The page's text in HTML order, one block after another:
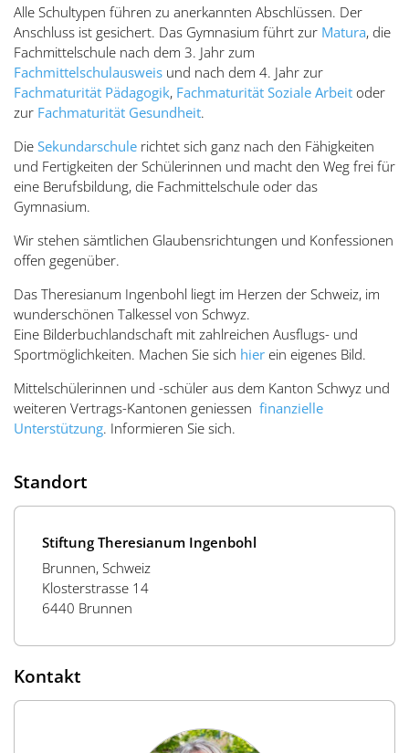
Alle Schultypen führen zu anerkannten Abschlüssen. Der
Anschluss ist gesichert. Das Gymnasium führt zur Matura, die
Fachmittelschule nach dem 3. Jahr zum
Fachmittelschulausweis und nach dem 4. Jahr zur
Fachmaturität Pädagogik, Fachmaturität Soziale Arbeit oder
zur Fachmaturität Gesundheit.
Die Sekundarschule richtet sich ganz nach den Fähigkeiten
und Fertigkeiten der Schülerinnen und macht den Weg frei für
eine Berufsbildung, die Fachmittelschule oder das
Gymnasium.
Wir stehen sämtlichen Glaubensrichtungen und Konfessionen
offen gegenüber.
Das Theresianum Ingenbohl liegt im Herzen der Schweiz, im
wunderschönen Talkessel von Schwyz.
Eine Bilderbuchlandschaft mit zahlreichen Ausflugs- und
Sportmöglichkeiten. Machen Sie sich hier ein eigenes Bild.
Mittelschülerinnen und -schüler aus dem Kanton Schwyz und
weiteren Vertrags-Kantonen geniessen finanzielle
Unterstützung. Informieren Sie sich.
Standort
Stiftung Theresianum Ingenbohl
Brunnen, Schweiz
Klosterstrasse 14
6440 Brunnen
Kontakt